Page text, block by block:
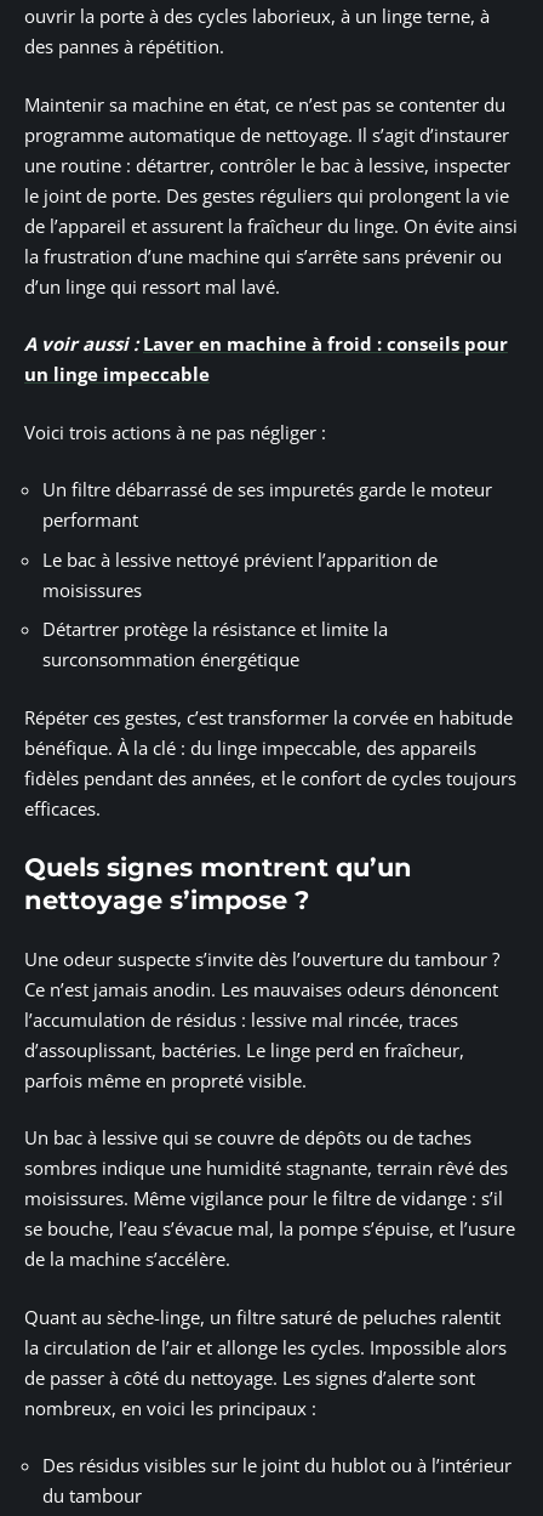
ouvrir la porte à des cycles laborieux, à un linge terne, à
des pannes à répétition.
Maintenir sa machine en état, ce n’est pas se contenter du
programme automatique de nettoyage. Il s’agit d’instaurer
une routine : détartrer, contrôler le bac à lessive, inspecter
le joint de porte. Des gestes réguliers qui prolongent la vie
de l’appareil et assurent la fraîcheur du linge. On évite ainsi
la frustration d’une machine qui s’arrête sans prévenir ou
d’un linge qui ressort mal lavé.
A voir aussi : Laver en machine à froid : conseils pour
un linge impeccable
Voici trois actions à ne pas négliger :
Un filtre débarrassé de ses impuretés garde le moteur
performant
Le bac à lessive nettoyé prévient l’apparition de
moisissures
Détartrer protège la résistance et limite la
surconsommation énergétique
Répéter ces gestes, c’est transformer la corvée en habitude
bénéfique. À la clé : du linge impeccable, des appareils
fidèles pendant des années, et le confort de cycles toujours
efficaces.
Quels signes montrent qu’un
nettoyage s’impose ?
Une odeur suspecte s’invite dès l’ouverture du tambour ?
Ce n’est jamais anodin. Les mauvaises odeurs dénoncent
l’accumulation de résidus : lessive mal rincée, traces
d’assouplissant, bactéries. Le linge perd en fraîcheur,
parfois même en propreté visible.
Un bac à lessive qui se couvre de dépôts ou de taches
sombres indique une humidité stagnante, terrain rêvé des
moisissures. Même vigilance pour le filtre de vidange : s’il
se bouche, l’eau s’évacue mal, la pompe s’épuise, et l’usure
de la machine s’accélère.
Quant au sèche-linge, un filtre saturé de peluches ralentit
la circulation de l’air et allonge les cycles. Impossible alors
de passer à côté du nettoyage. Les signes d’alerte sont
nombreux, en voici les principaux :
Des résidus visibles sur le joint du hublot ou à l’intérieur
du tambour